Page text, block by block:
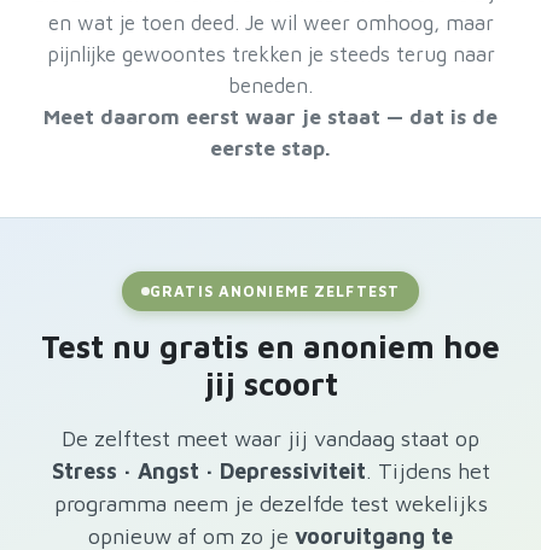
en wat je toen deed. Je wil weer omhoog, maar
pijnlijke gewoontes trekken je steeds terug naar
beneden.
Meet daarom eerst waar je staat — dat is de
eerste stap.
GRATIS ANONIEME ZELFTEST
Test nu gratis en anoniem hoe
jij scoort
De zelftest meet waar jij vandaag staat op
Stress · Angst · Depressiviteit. Tijdens het
programma neem je dezelfde test wekelijks
opnieuw af om zo je vooruitgang te